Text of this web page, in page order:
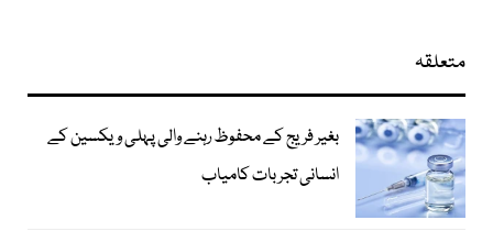
متعلقہ
بغیر فریج کے محفوظ رہنے والی پہلی ویکسین کے
انسانی تجربات کامیاب